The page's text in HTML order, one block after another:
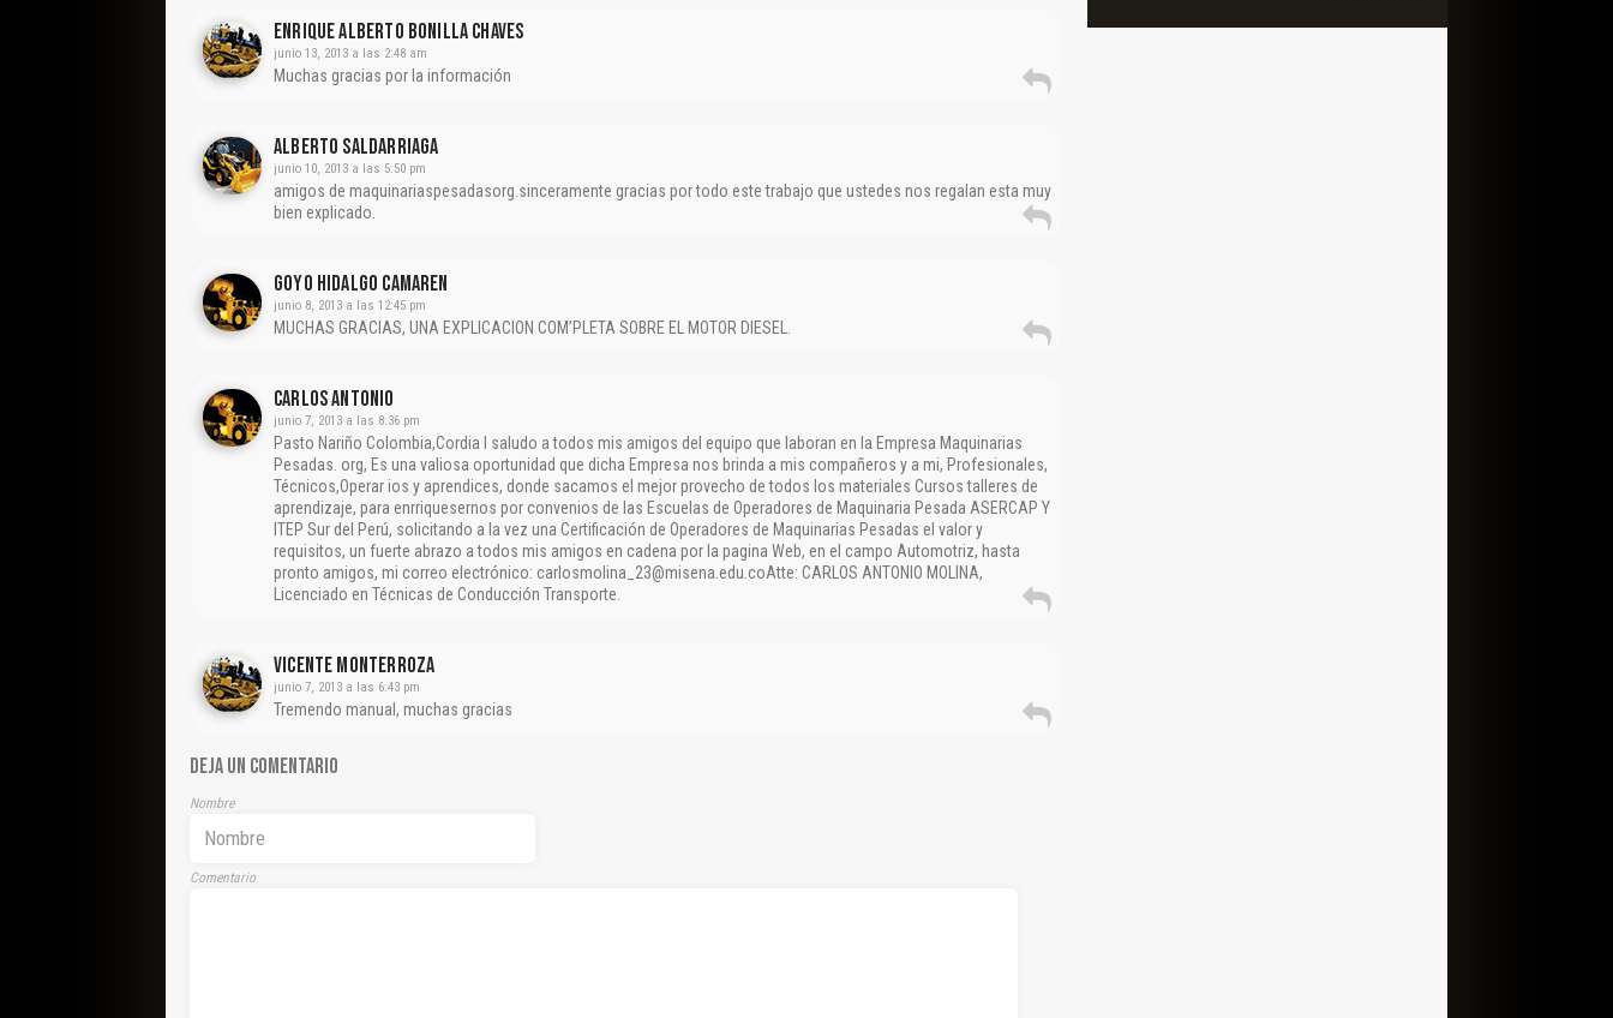
Enrique Alberto Bonilla Chaves
junio 13, 2013 a las 2:48 am
Muchas gracias por la información
Alberto Saldarriaga
junio 10, 2013 a las 5:50 pm
amigos de maquinariaspesadasorg.sinceramente gracias por todo este trabajo que ustedes nos regalan esta muy
bien explicado.
Goyo Hidalgo Camaren
junio 8, 2013 a las 12:45 pm
MUCHAS GRACIAS, UNA EXPLICACION COM’PLETA SOBRE EL MOTOR DIESEL.
CARLOS ANTONIO
junio 7, 2013 a las 8:36 pm
Pasto Nariño Colombia,Cordia l saludo a todos mis amigos del equipo que laboran en la Empresa Maquinarias
Pesadas. org, Es una valiosa oportunidad que dicha Empresa nos brinda a mis compañeros y a mi, Profesionales,
Técnicos,Operar ios y aprendices, donde sacamos el mejor provecho de todos los materiales Cursos talleres de
aprendizaje, para enrriquesernos por convenios de las Escuelas de Operadores de Maquinaria Pesada ASERCAP Y
ITEP Sur del Perú, solicitando a la vez una Certificación de Operadores de Maquinarias Pesadas el valor y
requisitos, un fuerte abrazo a todos mis amigos en cadena por la pagina Web, en el campo Automotriz, hasta
pronto amigos, mi correo electrónico: carlosmolina_23@misena.edu.coAtte: CARLOS ANTONIO MOLINA,
Licenciado en Técnicas de Conducción Transporte.
Vicente Monterroza
junio 7, 2013 a las 6:43 pm
Tremendo manual, muchas gracias
DEJA UN COMENTARIO
Nombre
Comentario